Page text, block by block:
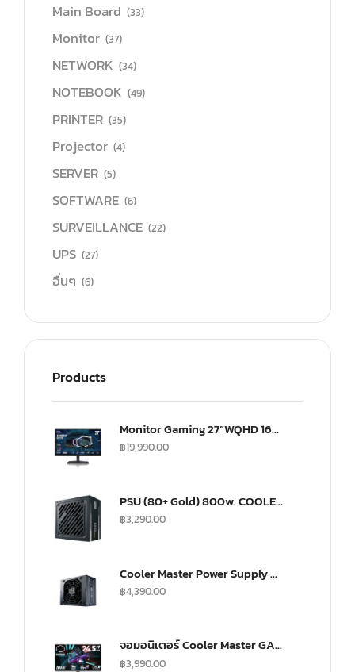
Main Board (33)
Monitor (37)
NETWORK (34)
NOTEBOOK (49)
PRINTER (35)
Projector (4)
SERVER (5)
SOFTWARE (6)
SURVEILLANCE (22)
UPS (27)
อื่นๆ (6)
Products
Monitor Gaming 27”WQHD 165Hz ultra-IPS Monitor(US) (CMI-GP27-FQS-US)
฿19,990.00
PSU (80+ Gold) 800w. COOLER MASTER G800 (MPW-8001-ACAAG)
฿3,290.00
Cooler Master Power Supply V SFX 750Watt Fully Modular A/EU Cable Gold
฿4,390.00
จอมอนิเตอร์ Cooler Master GA2501 Gaming Monitor (IPS 100Hz)
฿3,990.00